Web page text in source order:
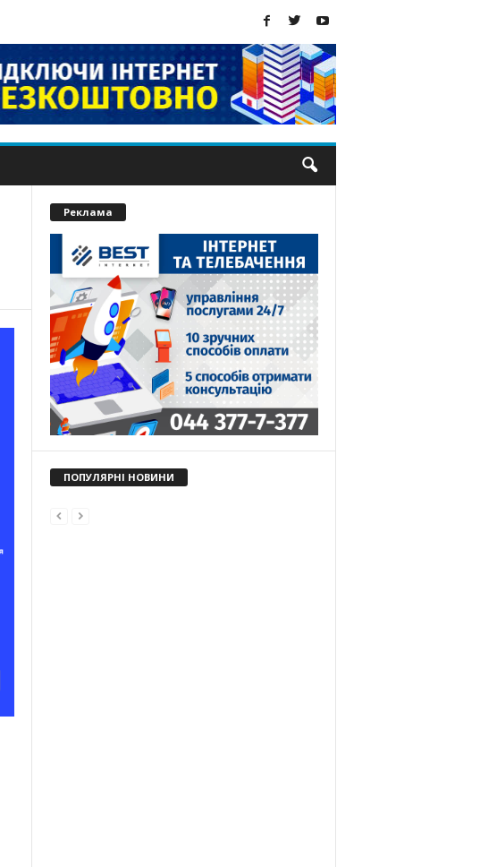
Реклама
ПОПУЛЯРНІ НОВИНИ